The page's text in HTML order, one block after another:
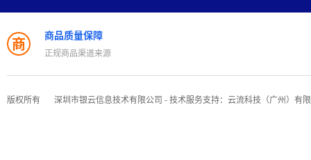
商 商品质量保障
正规商品渠道来源
版权所有 深圳市银云信息技术有限公司 - 技术服务支持：云流科技（广州）有